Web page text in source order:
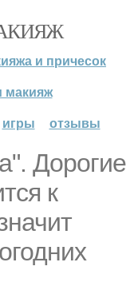
и причесок
макияж
игры отзывы
Дорогие
к